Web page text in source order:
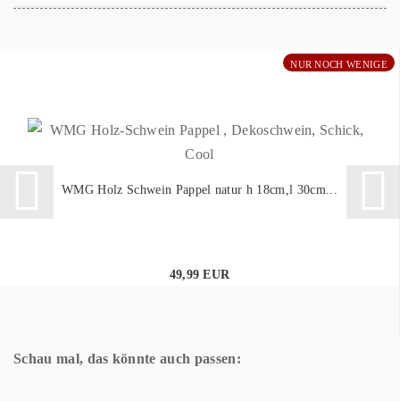
NUR NOCH WENIGE
WMG Holz Schwein Pappel natur h 18cm,l 30cm...
49,99 EUR
Schau mal, das könnte auch passen: